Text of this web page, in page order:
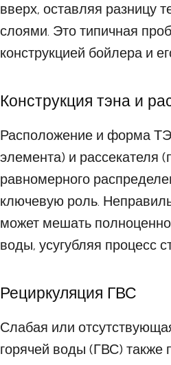
вверх, оставляя разницу
слоями. Это типичная
конструкцией бойлера и
Конструкция тэна и
Расположение и форма
элемента) и рассекателя
равномерного
ключевую роль.
может мешать
воды, усугубляя процесс
Рециркуляция ГВС
Слабая или
горячей воды (ГВС) также